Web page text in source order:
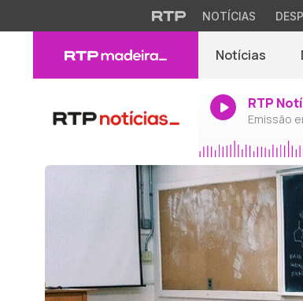
NOTÍCIAS
Notícias
RTP
Emissão